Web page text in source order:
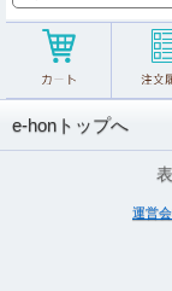
e-honトップへ
運営